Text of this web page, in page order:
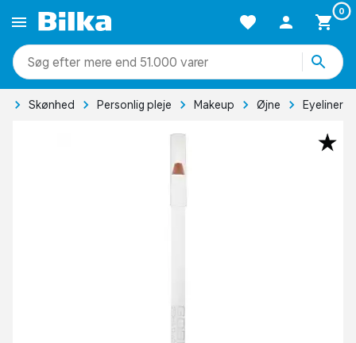
0
mere end 51.000 varer
Skønhed Personlig pleje Makeup Øjne Eyeliner